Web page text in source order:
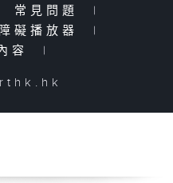
常見問題
|
礙播放器
|
容
|